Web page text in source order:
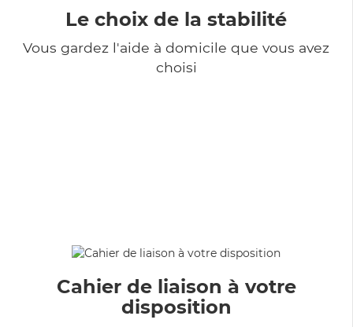
Le choix de la stabilité
Vous gardez l'aide à domicile que vous avez
choisi
Cahier de liaison à votre
disposition